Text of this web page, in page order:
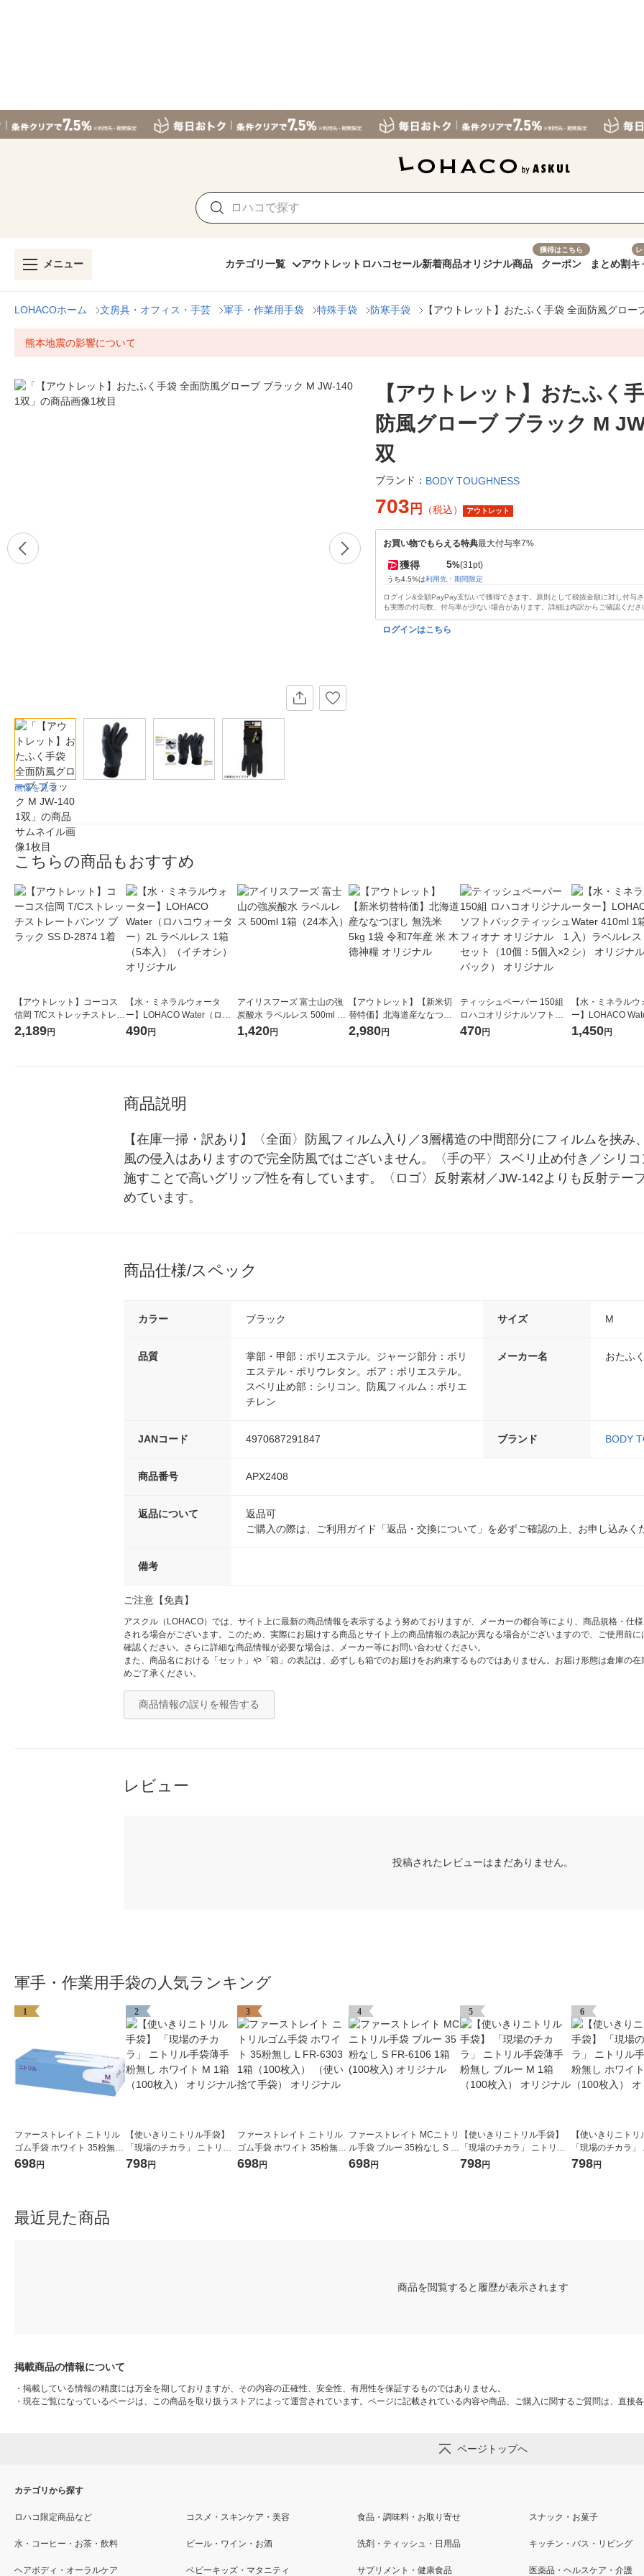
メニュー カテゴリ一覧 アウトレット ロハコセール新着商品オリジナル商品
獲得はこちら
クーポン まとめ割キ
LOHACOホーム 文房具・オフィス・手芸 軍手・作業用手袋 特殊手袋 防寒手袋 【アウトレット】おたふく手袋 全面防風グロー
熊本地震の影響について
画像を見る
【アウトレット】おたふく
防風グローブ ブラック M
双
ブランド： BODY TOUGHNESS
703 円 （税込） アウトレット
お買い物でもらえる特典最大付与率7%
獲得 5%(31pt)
うち4.5%は利用先・期間限定
ログイン&全額PayPay支払いで獲得できます。原則として税抜金額に対し付与
も実際の付与数、付与率が少ない場合があります。詳細は内訳からご確認くださ
ログインはこちら
こちらの商品もおすすめ
【アウトレット】コーコス
信岡 T/Cストレッチストレー
トパンツ ブラック SS D-287
2,189円
【水・ミネラルウォータ
ー】LOHACO Water（ロハ
コウォーター）2L ラベルレ
490円
アイリスフーズ 富士山の強
炭酸水 ラベルレス 500ml 1
箱（24本入）
1,420円
【アウトレット】【新米切
替特価】北海道産ななつぼ
し 無洗米 5kg 1袋 令和7年産
2,980円
ティッシュペーパー 150組
ロハコオリジナルソフトパ
ックティッシュ フィオナ オ
470円
【水・ミネラルウ
ー】LOHACO
1箱（20本入）ラ
1,450円
商品説明
【在庫一掃・訳あり】〈全面〉防風フィルム入り／3層構造の中間部分にフィルムを挟
風の侵入はありますので完全防風ではございません。〈手の平〉スベリ止め付き／シリ
施すことで高いグリップ性を有しています。〈ロゴ〉反射素材／JW-142よりも反射テー
めています。
商品仕様/スペック
カラー ブラック サイズ M
品質
掌部・甲部：ポリエステル。ジャージ部分：ポリ
エステル・ポリウレタン。ボア：ポリエステル。
スベリ止め部：シリコン。防風フィルム：ポリエ
チレン
メーカー名 おたふ
JANコード 4970687291847 ブランド BODY
商品番号 APX2408
返品について
返品可
ご購入の際は、ご利用ガイド「返品・交換について」を必ずご確認の上、お申し込みく
備考
ご注意【免責】
アスクル（LOHACO）では、サイト上に最新の商品情報を表示するよう努めておりますが、メーカーの都合等により、商品規格・仕
される場合がございます。このため、実際にお届けする商品とサイト上の商品情報の表記が異なる場合がございますので、ご使用前
確認ください。さらに詳細な商品情報が必要な場合は、メーカー等にお問い合わせください。
また、商品名における「セット」や「箱」の表記は、必ずしも箱でのお届けをお約束するものではありません。お届け形態は倉庫の
めご了承ください。
商品情報の誤りを報告する
レビュー
投稿されたレビューはまだありません。
軍手・作業用手袋の人気ランキング
1
ファーストレイト ニトリル
ゴム手袋 ホワイト 35粉無し
M FR-6302 1箱（100枚入）
698円
2
【使いきりニトリル手袋】
「現場のチカラ」 ニトリル
手袋薄手 粉無し ホワイト M
798円
3
ファーストレイト ニトリル
ゴム手袋 ホワイト 35粉無し
L FR-6303 1箱（100枚入）
698円
4
ファーストレイト MCニトリ
ル手袋 ブルー 35粉なし S F
R-6106 1箱(100枚入) オリジ
698円
5
【使いきりニトリル手袋】
「現場のチカラ」 ニトリル
手袋薄手 粉無し ブルー M 1
798円
6
【使いきりニトリ
「現場のチカラ」
手袋薄手 粉無し ホ
798円
最近見た商品
商品を閲覧すると履歴が表示されます
掲載商品の情報について
・ 掲載している情報の精度には万全を期しておりますが、その内容の正確性、安全性、有用性を保証するものではありません。
・ 現在ご覧になっているページは、この商品を取り扱うストアによって運営されています。ページに記載されている内容や商品、ご購入に関するご質問は、直接
ページトップへ
カテゴリから探す
ロハコ限定商品など コスメ・スキンケア・美容 食品・調味料・お取り寄せ スナック・お菓子
水・コーヒー・お茶・飲料 ビール・ワイン・お酒 洗剤・ティッシュ・日用品 キッチン・バス・リビング
ヘアボディ・オーラルケア ベビーキッズ・マタニティ サプリメント・健康食品 医薬品・ヘルスケア・介護